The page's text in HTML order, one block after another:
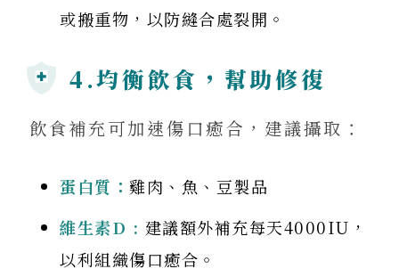
或搬重物，以防縫合處裂開。
4.均衡飲食，幫助修復
飲食補充可加速傷口癒合，建議攝取：
蛋白質：雞肉、魚、豆製品
維生素D : 建議額外補充每天4000IU，
以利組織傷口癒合。